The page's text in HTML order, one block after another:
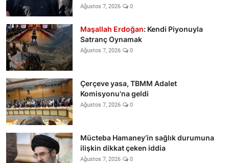
Ağustos 7, 2026 0
Maşallah Erdoğan: Kendi Piyonuyla
Satranç Oynamak
Ağustos 7, 2026 0
Çerçeve yasa, TBMM Adalet
Komisyonu'na geldi
Ağustos 7, 2026 0
Mücteba Hamaney’in sağlık durumuna
ilişkin dikkat çeken iddia
Ağustos 7, 2026 0